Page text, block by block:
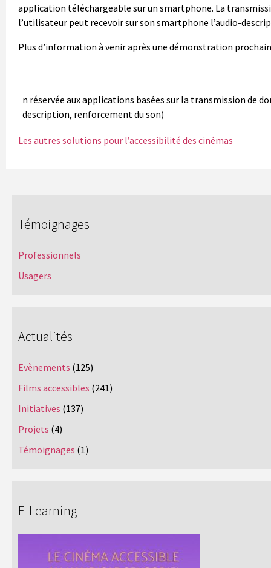
application téléchargeable sur un smartphone. La
l’utilisateur peut recevoir sur son smartphone l’audio-
Plus d’information à venir après une démonstration
n réservée aux applications basées sur la transmission de
description, renforcement du son)
Les autres solutions pour l’accessibilité des cinémas
Témoignages
Professionnels
Usagers
Actualités
Evènements (125)
Films accessibles (241)
Initiatives (137)
Projets (4)
Témoignages (1)
E-Learning